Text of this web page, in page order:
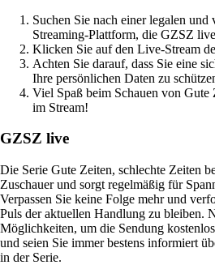
Suchen Sie nach einer legalen und
Streaming-Plattform, die GZSZ
Klicken Sie auf den Live-Stream
Achten Sie darauf, dass Sie eine
Ihre persönlichen Daten zu
Viel Spaß beim Schauen von
im Stream!
GZSZ live
Die Serie Gute Zeiten, schlechte Zeiten
Zuschauer und sorgt regelmäßig für
Verpassen Sie keine Folge mehr und
Puls der aktuellen Handlung zu bleiben.
Möglichkeiten, um die Sendung
und seien Sie immer bestens informiert
in der Serie.